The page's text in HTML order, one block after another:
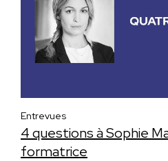
4 questions à Sophie
formatrice
Entrevues